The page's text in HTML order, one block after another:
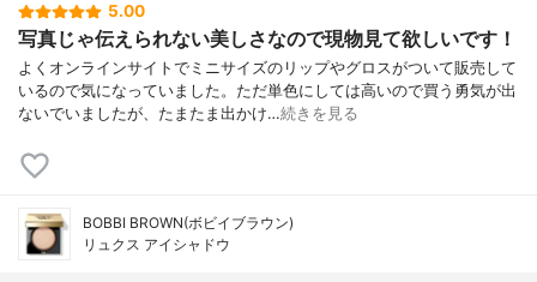
5.00
写真じゃ伝えられない美しさなので現物見て欲しいです！
よくオンラインサイトでミニサイズのリップやグロスがついて販売して
いるので気になっていました。ただ単色にしては高いので買う勇気が出
ないでいましたが、たまたま出かけ…続きを見る
BOBBI BROWN(ボビイブラウン)
リュクス アイシャドウ